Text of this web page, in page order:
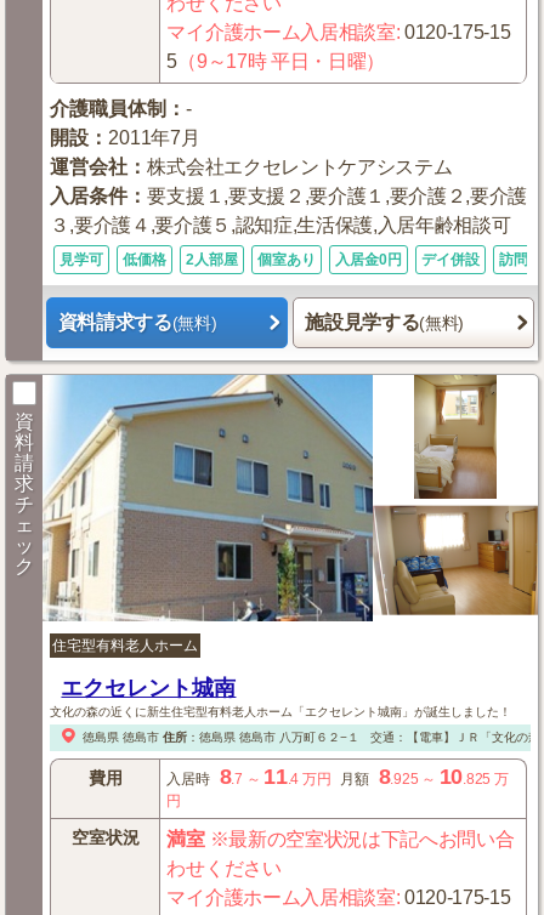
マイ介護ホーム入居相談室:0120-175-15
5 （9～17時 平日・日曜）
介護職員体制 ：-
開設 ： 2011年7月
運営会社 ：株式会社エクセレントケアシステム
入居条件：要支援１,要支援２,要介護１,要介護２,要介護
３,要介護４,要介護５,認知症,生活保護,入居年齢相談可
見学可 低価格 2人部屋 個室あり 入居金0円 デイ併設 訪問
資料請求する(無料) 施設見学する(無料)
資
料
請
求
チ
ェ
ッ
ク
住宅型有料老人ホーム
エクセレント城南
文化の森の近くに新生住宅型有料老人ホーム「エクセレント城南」が誕生しました！
徳島県 徳島市 住所： 徳島県 徳島市八万町６２−１ 交通：【電車】ＪＲ「文化の森
費用 入居時 8.7 ～ 11.4 万円 月額 8.925 ～ 10.825 万
円
空室状況 満室※最新の空室状況は下記へお問い合
わせください
マイ介護ホーム入居相談室:0120-175-15